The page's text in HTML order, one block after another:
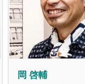
岡 啓輔